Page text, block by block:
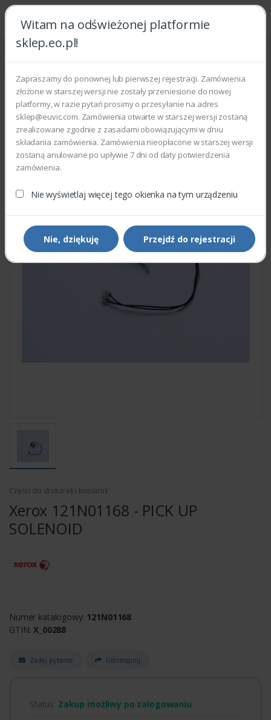
Witam na odświeżonej platformie
sklep.eo.pl!
Zapraszamy do ponownej lub pierwszej rejestracji. Zamówienia
złożone w starszej wersji nie zostały przeniesione do nowej
platformy, w razie pytań prosimy o przesyłanie na adres
sklep@euvic.com. Zamówienia otwarte w starszej wersji zostaną
zrealizowane zgodnie z zasadami obowiązującymi w dniu
składania zamówienia. Zamówienia nieopłacone w starszej wersji
zostaną anulowane po upływie 7 dni od daty potwierdzenia
zamówienia.
Nie wyświetlaj więcej tego okienka na tym urządzeniu
Nie, dziękuję Przejdź do rejestracji
Strona główna Części zamienne
Części do drukarek i kopiarek
Xerox 121N01168 - PICK UP
SOLENOID
Numer katalogowy: 121N01168
GTIN:X_00288
Zadaj pytanie Udostępnij
Status: Zakup możliwy po zalogowaniu